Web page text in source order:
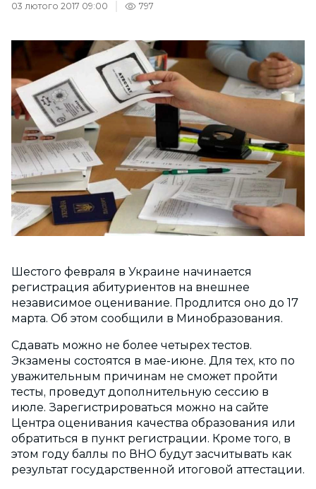
03 лютого 2017 09:00
797
Шестого февраля в Украине начинается
регистрация абитуриентов на внешнее
независимое оценивание. Продлится оно до 17
марта. Об этом сообщили в Минобразования.
Сдавать можно не более четырех тестов.
Экзамены состоятся в мае-июне. Для тех, кто по
уважительным причинам не сможет пройти
тесты, проведут дополнительную сессию в
июле. Зарегистрироваться можно на сайте
Центра оценивания качества образования или
обратиться в пункт регистрации. Кроме того, в
этом году баллы по ВНО будут засчитывать как
результат государственной итоговой аттестации.